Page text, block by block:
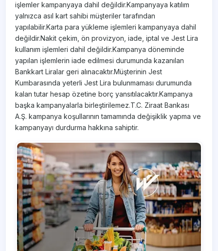
işlemler kampanyaya dahil değildir.Kampanyaya katılım
yalnızca asıl kart sahibi müşteriler tarafından
yapılabilir.Karta para yükleme işlemleri kampanyaya dahil
değildir.Nakit çekim, ön provizyon, iade, iptal ve Jest Lira
kullanım işlemleri dahil değildir.Kampanya döneminde
yapılan işlemlerin iade edilmesi durumunda kazanılan
Bankkart Liralar geri alınacaktır.Müşterinin Jest
Kumbarasında yeterli Jest Lira bulunmaması durumunda
kalan tutar hesap özetine borç yansıtılacaktır.Kampanya
başka kampanyalarla birleştirilemez.T.C. Ziraat Bankası
A.Ş. kampanya koşullarının tamamında değişiklik yapma ve
kampanyayı durdurma hakkına sahiptir.